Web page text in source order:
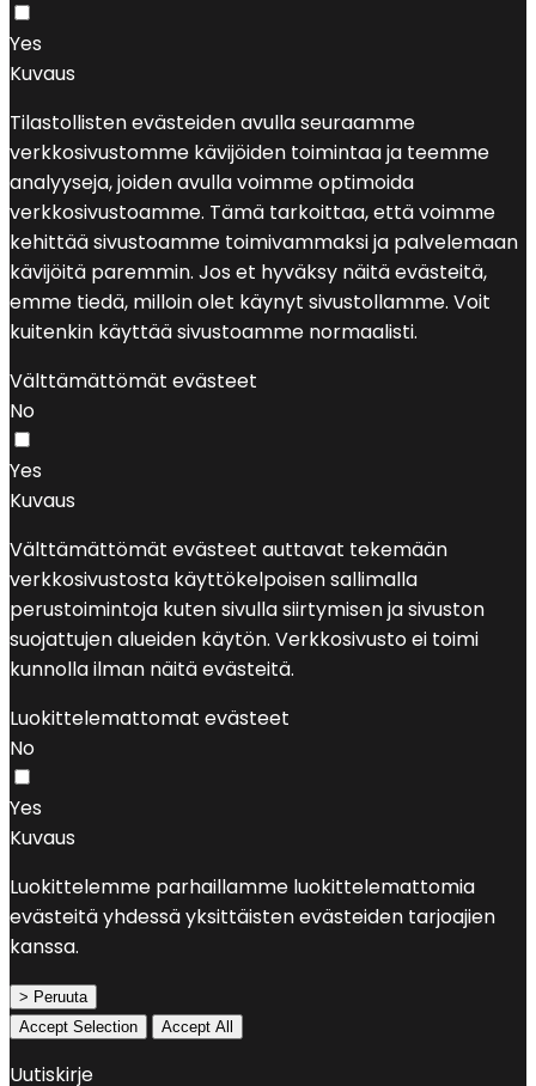
Yes
Kuvaus
Tilastollisten evästeiden avulla seuraamme
verkkosivustomme kävijöiden toimintaa ja teemme
analyyseja, joiden avulla voimme optimoida
verkkosivustoamme. Tämä tarkoittaa, että voimme
kehittää sivustoamme toimivammaksi ja palvelemaan
kävijöitä paremmin. Jos et hyväksy näitä evästeitä,
emme tiedä, milloin olet käynyt sivustollamme. Voit
kuitenkin käyttää sivustoamme normaalisti.
Välttämättömät evästeet
No
Yes
Kuvaus
Välttämättömät evästeet auttavat tekemään
verkkosivustosta käyttökelpoisen sallimalla
perustoimintoja kuten sivulla siirtymisen ja sivuston
suojattujen alueiden käytön. Verkkosivusto ei toimi
kunnolla ilman näitä evästeitä.
Luokittelemattomat evästeet
No
Yes
Kuvaus
Luokittelemme parhaillamme luokittelemattomia
evästeitä yhdessä yksittäisten evästeiden tarjoajien
kanssa.
> Peruuta
Accept Selection
Accept All
Uutiskirje